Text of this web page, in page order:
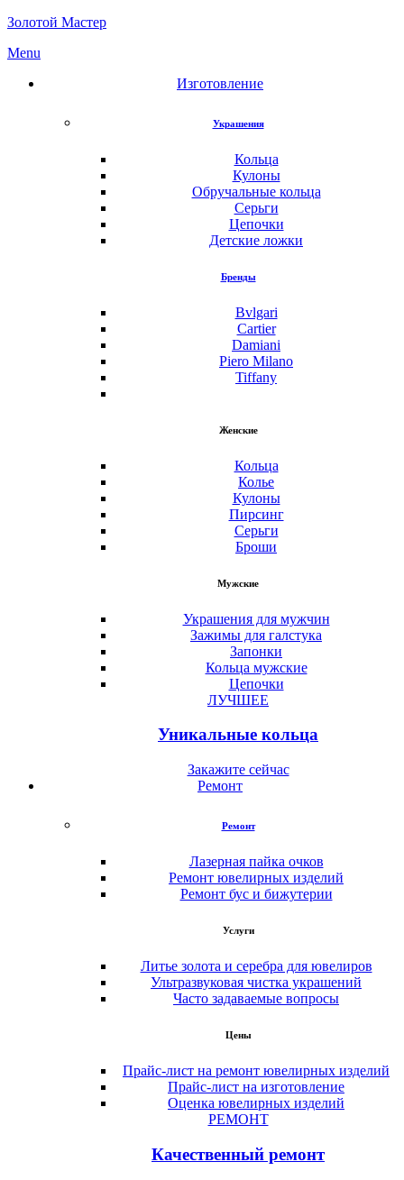
Золотой Мастер
Menu
Изготовление
Украшения
Кольца
Кулоны
Обручальные кольца
Серьги
Цепочки
Детские ложки
Бренды
Bvlgari
Cartier
Damiani
Piero Milano
Tiffany
Женские
Кольца
Колье
Кулоны
Пирсинг
Серьги
Броши
Мужские
Украшения для мужчин
Зажимы для галстука
Запонки
Кольца мужские
Цепочки
ЛУЧШЕЕ
Уникальные кольца
Закажите сейчас
Ремонт
Ремонт
Лазерная пайка очков
Ремонт ювелирных изделий
Ремонт бус и бижутерии
Услуги
Литье золота и серебра для ювелиров
Ультразвуковая чистка украшений
Часто задаваемые вопросы
Цены
Прайс-лист на ремонт ювелирных изделий
Прайс-лист на изготовление
Оценка ювелирных изделий
РЕМОНТ
Качественный ремонт